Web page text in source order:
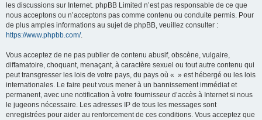
les discussions sur Internet. phpBB Limited n’est pas responsable de ce que
nous acceptons ou n’acceptons pas comme contenu ou conduite permis. Pour
de plus amples informations au sujet de phpBB, veuillez consulter :
https://www.phpbb.com/.
Vous acceptez de ne pas publier de contenu abusif, obscène, vulgaire,
diffamatoire, choquant, menaçant, à caractère sexuel ou tout autre contenu qui
peut transgresser les lois de votre pays, du pays où « » est hébergé ou les lois
internationales. Le faire peut vous mener à un bannissement immédiat et
permanent, avec une notification à votre fournisseur d’accès à Internet si nous
le jugeons nécessaire. Les adresses IP de tous les messages sont
enregistrées pour aider au renforcement de ces conditions. Vous acceptez que